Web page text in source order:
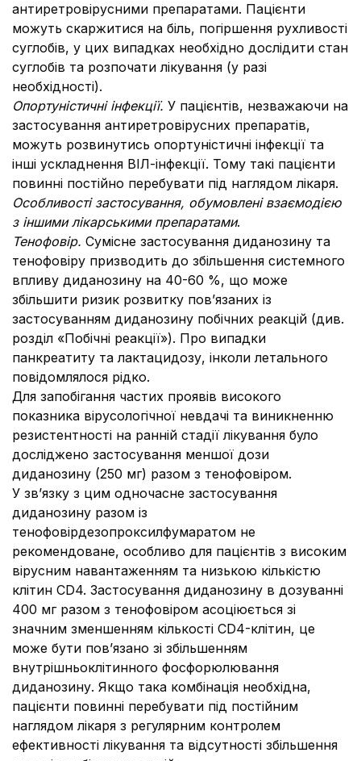
антиретровірусними препаратами. Пацієнти
можуть скаржитися на біль, погіршення рухливості
суглобів, у цих випадках необхідно дослідити стан
суглобів та розпочати лікування (у разі
необхідності).
Опортуністичні інфекції. У пацієнтів, незважаючи на
застосування антиретровірусних препаратів,
можуть розвинутись опортуністичні інфекції та
інші ускладнення ВІЛ-інфекції. Тому такі пацієнти
повинні постійно перебувати під наглядом лікаря.
Особливості застосування, обумовлені взаємодією
з іншими лікарськими препаратами.
Тенофовір. Сумісне застосування диданозину та
тенофовіру призводить до збільшення системного
впливу диданозину на 40-60 %, що може
збільшити ризик розвитку пов’язаних із
застосуванням диданозину побічних реакцій (див.
розділ «Побічні реакції»). Про випадки
панкреатиту та лактацидозу, інколи летального
повідомлялося рідко.
Для запобігання частих проявів високого
показника вірусологічної невдачі та виникненню
резистентності на ранній стадії лікування було
досліджено застосування меншої дози
диданозину (250 мг) разом з тенофовіром.
У зв’язку з цим одночасне застосування
диданозину разом із
тенофовірдезопроксилфумаратом не
рекомендоване, особливо для пацієнтів з високим
вірусним навантаженням та низькою кількістю
клітин CD4. Застосування диданозину в дозуванні
400 мг разом з тенофовіром асоціюється зі
значним зменшенням кількості CD4-клітин, це
може бути пов’язано зі збільшенням
внутрішньоклітинного фосфорюлювання
диданозину. Якщо така комбінація необхідна,
пацієнти повинні перебувати під постійним
наглядом лікаря з регулярним контролем
ефективності лікування та відсутності збільшення